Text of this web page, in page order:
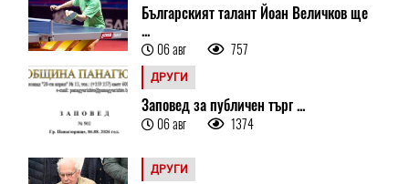
Българският талант Йоан Величков ще
...
06 авг 757
ДРУГИ
Заповед за публичен търг ...
06 авг 1374
ДРУГИ